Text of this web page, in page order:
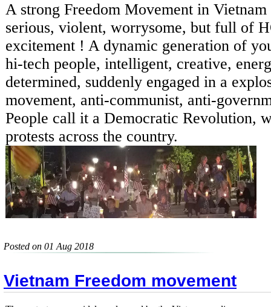
A strong Freedom Movement in
serious, violent, worrysome, but full of
excitement ! A dynamic generation of
hi-tech people, intelligent, creative,
determined, suddenly engaged in a
movement, anti-communist, anti-
People call it a Democratic Revolution,
protests across the country.
Posted on 01 Aug 2018
Vietnam Freedom movement